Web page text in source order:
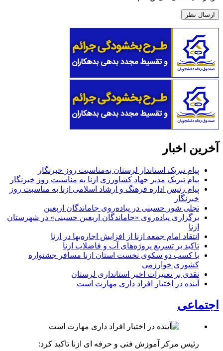
آخرین اخبار
پیام تبریک استاندار لرستان به‌مناسبت روز خبرنگار
پیام تبریک مدیر جهاد کشاورزی ازنا به مناسبت روز خبرنگار
پیام رئیس اداره فرهنگ و ارشاد اسلامی ازنا به مناسبت روز
خبرنگار
تجلی شور حسینی در پیاده‌روی جاماندگان اربعین
برگزاری پیاده‌روی «جاماندگان اربعین حسینی» در شهرستان
ازنا
انتقاد امام جمعه ازنا از افزایش اجاره‌بها در ازنا
تاکید بر تسریع پروژه‌های آب و فاضلاب ازنا
با کسب دو سکوی نخست استان ازنا مسافر جشنواره
کشوری خوارزمی
نقدی بر تغییرات اخیر استانداری لرستان
آینده در اختیار افراد داری مهارت است
اجتماعی
رئیس مرکز آموزش فنی و حرفه ای ازنا تاکید کرد: